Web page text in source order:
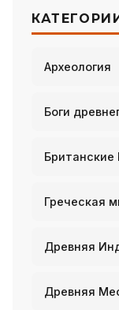
Археология
Боги
Греческая
Древняя
Древняя